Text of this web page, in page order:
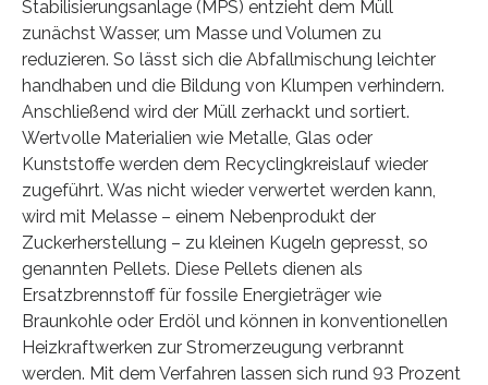
Stabilisierungsanlage (MPS) entzieht dem Müll
zunächst Wasser, um Masse und Volumen zu
reduzieren. So lässt sich die Abfallmischung leichter
handhaben und die Bildung von Klumpen verhindern.
Anschließend wird der Müll zerhackt und sortiert.
Wertvolle Materialien wie Metalle, Glas oder
Kunststoffe werden dem Recyclingkreislauf wieder
zugeführt. Was nicht wieder verwertet werden kann,
wird mit Melasse – einem Nebenprodukt der
Zuckerherstellung – zu kleinen Kugeln gepresst, so
genannten Pellets. Diese Pellets dienen als
Ersatzbrennstoff für fossile Energieträger wie
Braunkohle oder Erdöl und können in konventionellen
Heizkraftwerken zur Stromerzeugung verbrannt
werden. Mit dem Verfahren lassen sich rund 93 Prozent